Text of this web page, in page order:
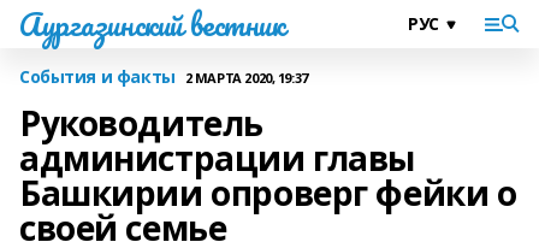
Аургазинский вестник
События и факты 2 МАРТА 2020, 19:37
Руководитель
администрации главы
Башкирии опроверг фейки о
своей семье